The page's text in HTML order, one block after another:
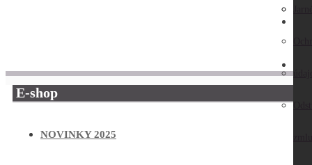
E-shop
NOVINKY 2025